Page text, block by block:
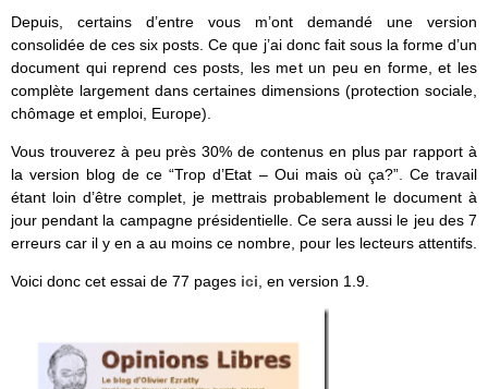
Depuis, certains d’entre vous m’ont demandé une version
consolidée de ces six posts. Ce que j’ai donc fait sous la forme d’un
document qui reprend ces posts, les met un peu en forme, et les
complète largement dans certaines dimensions (protection sociale,
chômage et emploi, Europe).
Vous trouverez à peu près 30% de contenus en plus par rapport à
la version blog de ce “Trop d’Etat – Oui mais où ça?”. Ce travail
étant loin d’être complet, je mettrais probablement le document à
jour pendant la campagne présidentielle. Ce sera aussi le jeu des 7
erreurs car il y en a au moins ce nombre, pour les lecteurs attentifs.
Voici donc cet essai de 77 pages ici, en version 1.9.